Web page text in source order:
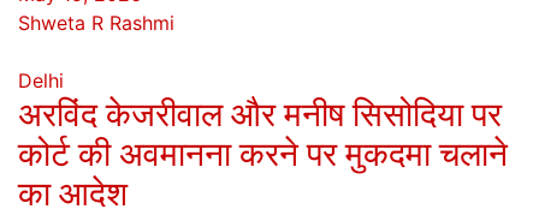
Shweta R Rashmi
Delhi
अरविंद केजरीवाल और मनीष सिसोदिया पर
कोर्ट की अवमानना करने पर मुकदमा चलाने
का आदेश